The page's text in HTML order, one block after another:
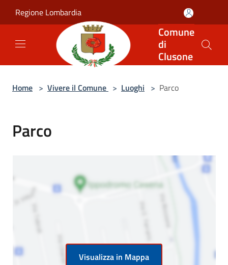
Regione Lombardia
Comune
di
Clusone
Home > Vivere il Comune > Luoghi > Parco
Parco
Visualizza in Mappa